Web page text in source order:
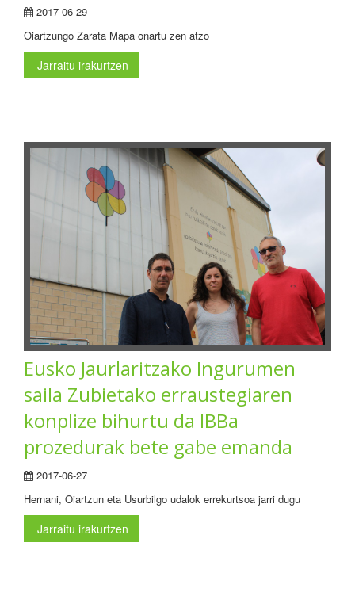
2017-06-29
Oiartzungo Zarata Mapa onartu zen atzo
Jarraitu irakurtzen
Eusko Jaurlaritzako Ingurumen
saila Zubietako erraustegiaren
konplize bihurtu da IBBa
prozedurak bete gabe emanda
2017-06-27
Hernani, Oiartzun eta Usurbilgo udalok errekurtsoa jarri dugu
Jarraitu irakurtzen